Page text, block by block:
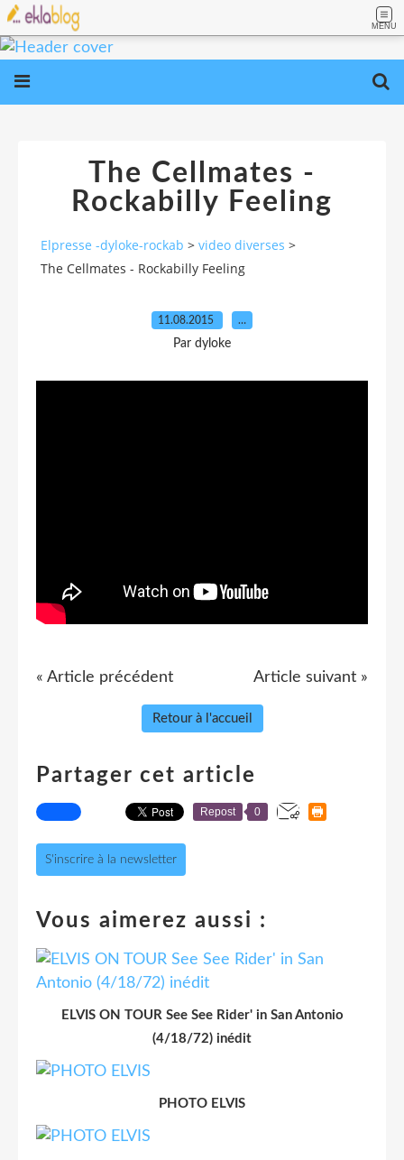
MENU
The Cellmates -
Rockabilly Feeling
Elpresse -dyloke-rockab > video diverses >
The Cellmates - Rockabilly Feeling
11.08.2015 …
Par dyloke
« Article précédent Article suivant »
Retour à l'accueil
Partager cet article
Repost 0
S'inscrire à la newsletter
Vous aimerez aussi :
ELVIS ON TOUR See See Rider' in San Antonio
(4/18/72) inédit
PHOTO ELVIS